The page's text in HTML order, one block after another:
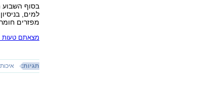
למים,
מפזרים
מצאתם טעות
תגיות: